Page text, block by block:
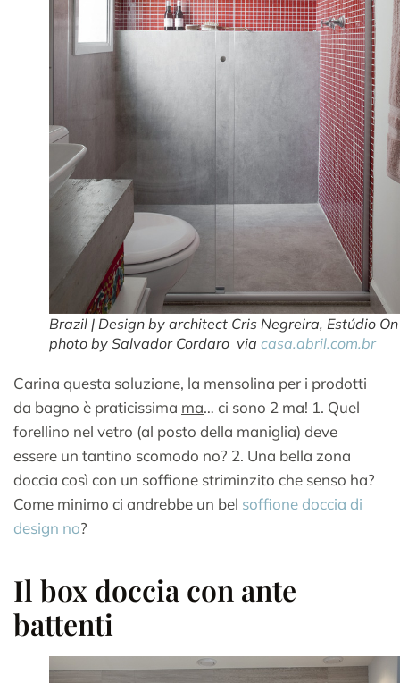
Brazil | Design by architect Cris Negreira, Estúdio
photo by Salvador Cordaro via casa.abril.com.br
Carina questa soluzione, la mensolina per i prodotti
da bagno è praticissima ma… ci sono 2 ma! 1. Quel
forellino nel vetro (al posto della maniglia) deve
essere un tantino scomodo no? 2. Una bella zona
doccia così con un soffione striminzito che senso ha?
Come minimo ci andrebbe un bel soffione doccia di
design no?
Il box doccia con ante
battenti